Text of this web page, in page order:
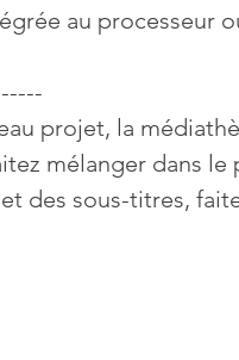
au processeur
projet, la
mélanger dans
des sous-titres,